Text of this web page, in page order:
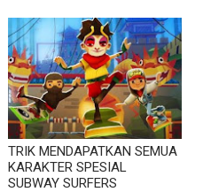
TRIK MENDAPATKAN SEMUA
KARAKTER SPESIAL
SUBWAY SURFERS